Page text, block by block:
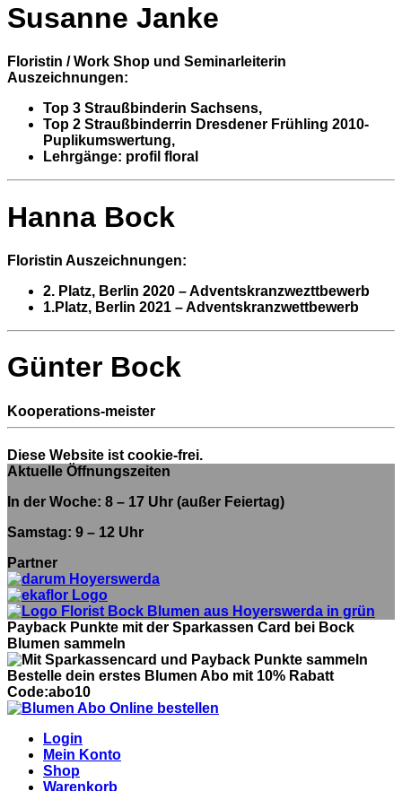
Susanne Janke
Floristin / Work Shop und Seminarleiterin
Auszeichnungen:
Top 3 Straußbinderin Sachsens,
Top 2 Straußbinderrin Dresdener Frühling 2010-
Puplikumswertung,
Lehrgänge: profil floral
Hanna Bock
Floristin Auszeichnungen:
2. Platz, Berlin 2020 – Adventskranzwezttbewerb
1.Platz, Berlin 2021 – Adventskranzwettbewerb
Günter Bock
Kooperations-meister
Diese Website ist cookie-frei.
Aktuelle Öffnungszeiten
In der Woche: 8 – 17 Uhr (außer Feiertag)
Samstag: 9 – 12 Uhr
Partner
Payback Punkte mit der Sparkassen Card bei Bock
Blumen sammeln
Bestelle dein erstes Blumen Abo mit 10% Rabatt
Code:abo10
Login
Mein Konto
Shop
Warenkorb